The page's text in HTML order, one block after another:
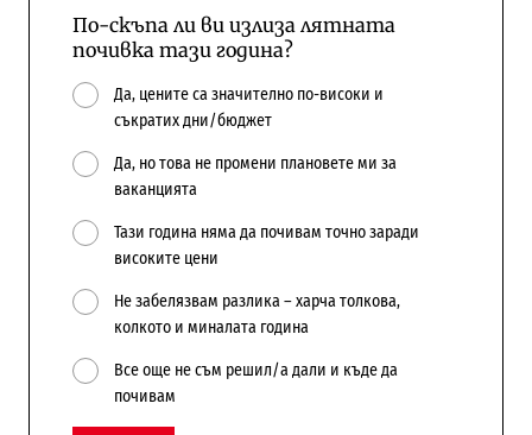
По-скъпа ли ви излиза лятната
почивка тази година?
Да, цените са значително по-високи и
съкратих дни/бюджет
Да, но това не промени плановете ми за
ваканцията
Тази година няма да почивам точно заради
високите цени
Не забелязвам разлика – харча толкова,
колкото и миналата година
Все още не съм решил/а дали и къде да
почивам